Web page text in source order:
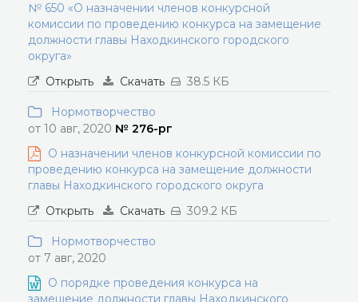
№ 650 «О назначении членов конкурсной
комиссии по проведению конкурса на замещение
должности главы Находкинского городского
округа»
Открыть
Скачать 38.5 КБ
Нормотворчество
от 10 авг, 2020 № 276-рг
О назначении членов конкурсной комиссии по
проведению конкурса на замещение должности
главы Находкинского городского округа
Открыть
Скачать 309.2 КБ
Нормотворчество
от 7 авг, 2020
О порядке проведения конкурса на
замещение должности главы Находкинского